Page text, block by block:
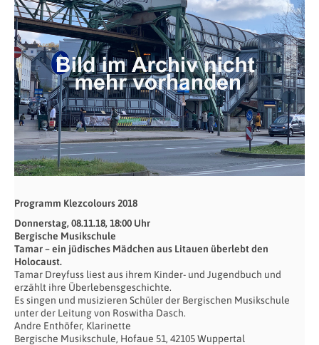
Programm Klezcolours 2018
Donnerstag, 08.11.18, 18:00 Uhr
Bergische Musikschule
Tamar – ein jüdisches Mädchen aus Litauen überlebt den
Holocaust.
Tamar Dreyfuss liest aus ihrem Kinder- und Jugendbuch und
erzählt ihre Überlebensgeschichte.
Es singen und musizieren Schüler der Bergischen Musikschule
unter der Leitung von Roswitha Dasch.
Andre Enthöfer, Klarinette
Bergische Musikschule, Hofaue 51, 42105 Wuppertal